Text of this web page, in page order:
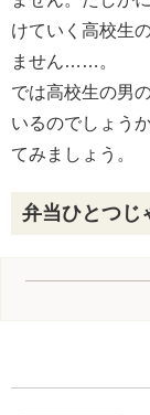
けていく高校生
ません……。
では高校生の男
いるのでしょう
てみましょう。
弁当ひとつじ